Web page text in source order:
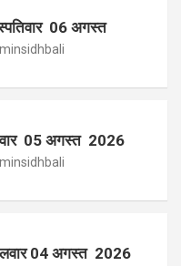
06 अगस्त
05 अगस्त 2026
04 अगस्त 2026